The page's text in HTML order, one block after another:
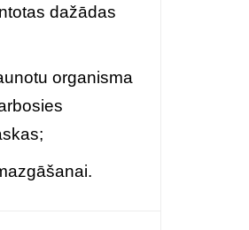
dažādas
organisma